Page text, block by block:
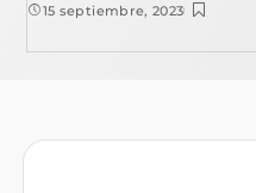
15 septiembre, 2023